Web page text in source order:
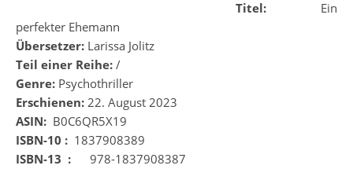
Titel: Ein
perfekter Ehemann
Übersetzer: Larissa Jolitz
Teil einer Reihe: /
Genre: Psychothriller
Erschienen: 22. August 2023
ASIN: B0C6QR5X19
ISBN-10 : 1837908389
ISBN-13 ‏ :
978-1837908387